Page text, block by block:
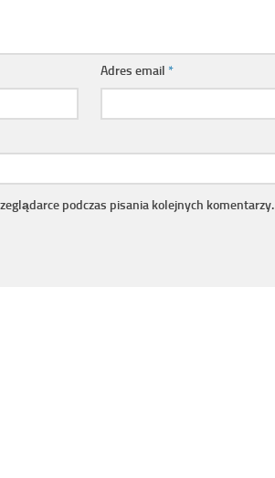
Adres email*
podczas pisania kolejnych komentarzy.